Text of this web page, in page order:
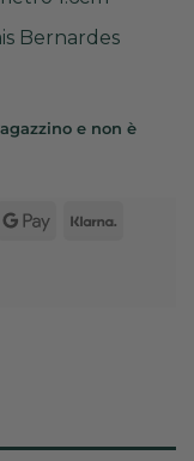
Bernardes
e non è
Google